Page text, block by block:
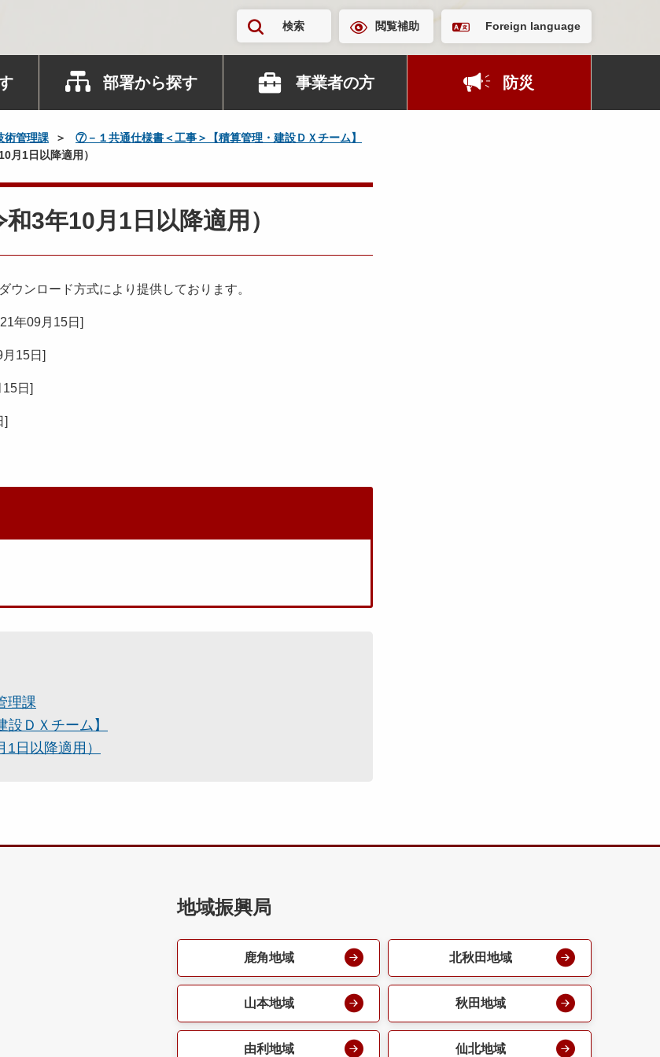
検索 閲覧補助 Foreign language
部署から探す 事業者の方 防災
術管理課
⑦－１共通仕様書＜工事＞【積算管理・建設ＤＸチーム】
月1日以降適用）
3年10月1日以降適用）
ンロード方式により提供しております。
年09月15日 ]
15日 ]
日 ]
]
理課
ＤＸチーム】
日以降適用）
地域振興局
鹿角地域 北秋田地域
山本地域 秋田地域
由利地域 仙北地域